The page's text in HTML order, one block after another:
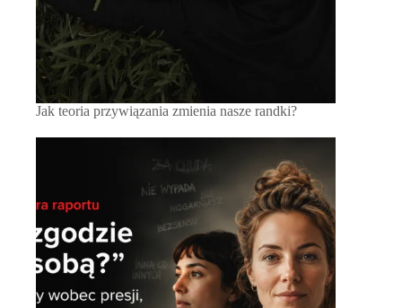
Jak teoria przywiązania zmienia nasze randki?